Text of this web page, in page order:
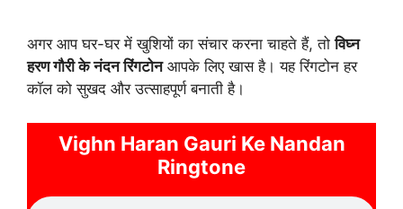
अगर आप घर-घर में खुशियों का संचार करना चाहते हैं, तोविघ्न
हरण गौरी के नंदन रिंगटोनआपके लिए खास है। यह रिंगटोन हर
कॉल को सुखद और उत्साहपूर्ण बनाती है।
Vighn Haran Gauri Ke Nandan
Ringtone